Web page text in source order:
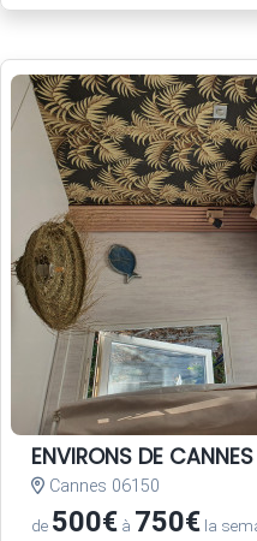
ENVIRONS DE
Cannes 06150
de 500€ à 750€ la